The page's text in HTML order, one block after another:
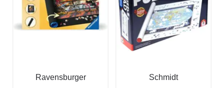
Ravensburger
Schmidt